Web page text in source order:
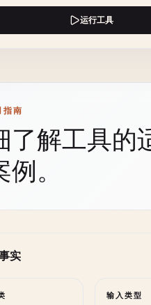
运行工具
南
了解工具的
。
实
输入类型